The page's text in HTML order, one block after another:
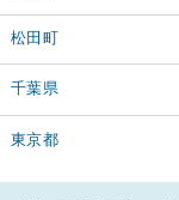
松田町
千葉県
東京都